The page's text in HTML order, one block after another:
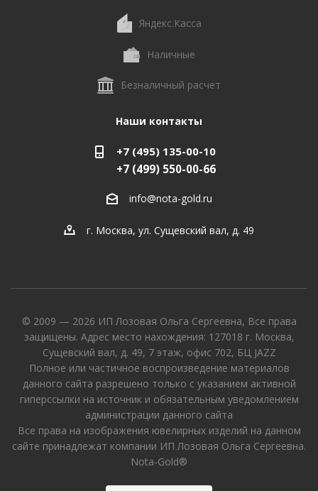
Яндекс.Касса
Наличные
Безналичный расчет
Наши контакты
+7 (495) 135-00-10
+7 (499) 550-00-66
info@nota-gold.ru
г. Москва, ул. Сущевский вал, д. 49
© 2009 — 2026 ИП Лозовая Ольга Сергеевна, Все права
защищены. Адрес место нахождения: 127018 г. Москва,
Сущевский вал, д. 49, 7 этаж, офис 702, БЦ JAZZ
Полное или частичное воспроизведение материалов
данного сайта разрешено только с указанием активной
гиперссылки на источник и обязательным уведомлением
администрации данного сайта
Все права на изображения ювелирных изделий на данном
сайте принадлежат компании ИП Лозовая Ольга Сергеевна.
Nota-Gold®